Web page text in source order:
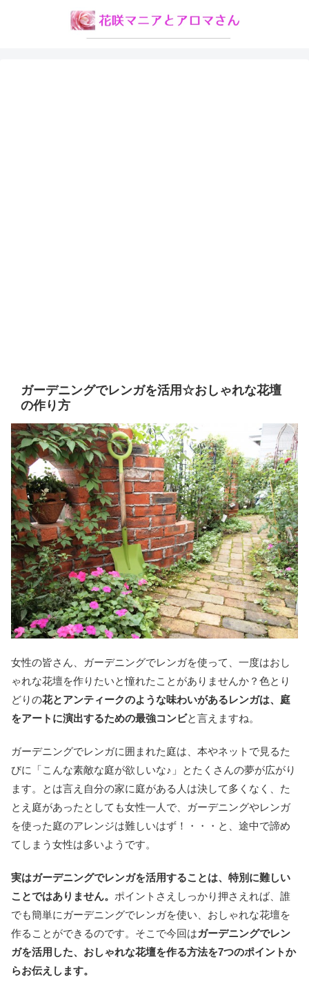
ガーデニングでレンガを活用☆おしゃれな花壇
の作り方
女性の皆さん、ガーデニングでレンガを使って、一度はおし
ゃれな花壇を作りたいと憧れたことがありませんか？色とり
どりの花とアンティークのような味わいがあるレンガは、庭
をアートに演出するための最強コンビと言えますね。
ガーデニングでレンガに囲まれた庭は、本やネットで見るた
びに「こんな素敵な庭が欲しいな♪」とたくさんの夢が広がり
ます。とは言え自分の家に庭がある人は決して多くなく、た
とえ庭があったとしても女性一人で、ガーデニングやレンガ
を使った庭のアレンジは難しいはず！・・・と、途中で諦め
てしまう女性は多いようです。
実はガーデニングでレンガを活用することは、特別に難しい
ことではありません。 ポイントさえしっかり押さえれば、誰
でも簡単にガーデニングでレンガを使い、おしゃれな花壇を
作ることができるのです。そこで今回はガーデニングでレン
ガを活用した、おしゃれな花壇を作る方法を7つのポイントか
らお伝えします。